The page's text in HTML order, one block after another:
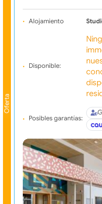
Oferta
Alojamiento
Disponible:
Posibles garantías: